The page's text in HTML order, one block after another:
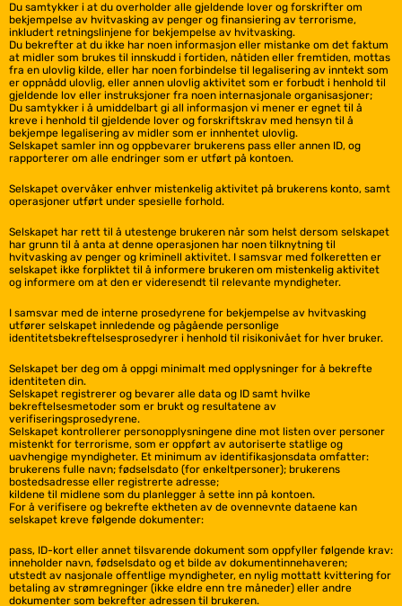
Du samtykker i at du overholder alle gjeldende lover og forskrifter om
bekjempelse av hvitvasking av penger og finansiering av terrorisme,
inkludert retningslinjene for bekjempelse av hvitvasking.
Du bekrefter at du ikke har noen informasjon eller mistanke om det faktum
at midler som brukes til innskudd i fortiden, nåtiden eller fremtiden, mottas
fra en ulovlig kilde, eller har noen forbindelse til legalisering av inntekt som
er oppnådd ulovlig, eller annen ulovlig aktivitet som er forbudt i henhold til
gjeldende lov eller instruksjoner fra noen internasjonale organisasjoner;
Du samtykker i å umiddelbart gi all informasjon vi mener er egnet til å
kreve i henhold til gjeldende lover og forskriftskrav med hensyn til å
bekjempe legalisering av midler som er innhentet ulovlig.
Selskapet samler inn og oppbevarer brukerens pass eller annen ID, og
rapporterer om alle endringer som er utført på kontoen.
Selskapet overvåker enhver mistenkelig aktivitet på brukerens konto, samt
operasjoner utført under spesielle forhold.
Selskapet har rett til å utestenge brukeren når som helst dersom selskapet
har grunn til å anta at denne operasjonen har noen tilknytning til
hvitvasking av penger og kriminell aktivitet. I samsvar med folkeretten er
selskapet ikke forpliktet til å informere brukeren om mistenkelig aktivitet
og informere om at den er videresendt til relevante myndigheter.
I samsvar med de interne prosedyrene for bekjempelse av hvitvasking
utfører selskapet innledende og pågående personlige
identitetsbekreftelsesprosedyrer i henhold til risikonivået for hver bruker.
Selskapet ber deg om å oppgi minimalt med opplysninger for å bekrefte
identiteten din.
Selskapet registrerer og bevarer alle data og ID samt hvilke
bekreftelsesmetoder som er brukt og resultatene av
verifiseringsprosedyrene.
Selskapet kontrollerer personopplysningene dine mot listen over personer
mistenkt for terrorisme, som er oppført av autoriserte statlige og
uavhengige myndigheter. Et minimum av identifikasjonsdata omfatter:
brukerens fulle navn; fødselsdato (for enkeltpersoner); brukerens
bostedsadresse eller registrerte adresse;
kildene til midlene som du planlegger å sette inn på kontoen.
For å verifisere og bekrefte ektheten av de ovennevnte dataene kan
selskapet kreve følgende dokumenter:
pass, ID-kort eller annet tilsvarende dokument som oppfyller følgende krav:
inneholder navn, fødselsdato og et bilde av dokumentinnehaveren;
utstedt av nasjonale offentlige myndigheter, en nylig mottatt kvittering for
betaling av strømregninger (ikke eldre enn tre måneder) eller andre
dokumenter som bekrefter adressen til brukeren.